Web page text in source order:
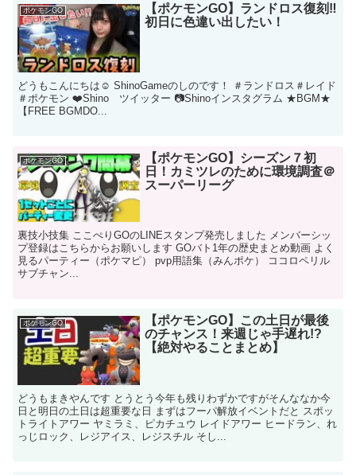
ポケモンGO
【ポケモンGO】ランドロス復刻‼︎
初日に色違い出したい！
どうもこんにちは☺ ShinoGameのしのです！ ＃ランドロス＃レイド
＃ポケモン ❤️Shino ツイッター 📷Shinoインスタグラム ★BGM★
【FREE BGMDO...
ポケモンGO
【ポケモンGO】シーズン７初
日！カミツレのために環境調査＠
スーパーリーグ
裏技小技集 ここぺりGOのLINEスタンプ発売しました メンバーシッ
プ登録はこちらからお願いします GOバト1年の歴史まとめ動画 よく
見るパーティー（ポケマピ） pvp用語集（みんポケ） ココロペリル
サブチャン...
ポケモンGO
【ポケモンGO】この土日が最後
のチャンス！来週じゃ手遅れ!?
【絶対やることまとめ】
どうもまきやんです とうとう今年も残りわずかですがそんななか今
日と明日の土日は超重要な日 まずはフーパ解放イベントだと スポッ
トライトアワー ヤミラミ、ピカチュウ レイドアワー ヒードラン、れ
っじロック、レジアイス、レジスチル そし...